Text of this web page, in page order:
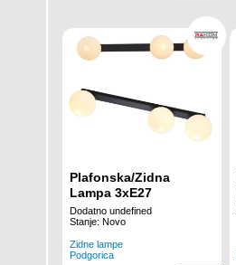
Plafonska/Zidna
Lampa 3xE27
Dodatno undefined
Stanje: Novo
Zidne lampe
Podgorica